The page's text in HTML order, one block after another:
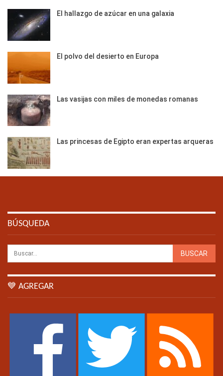
El hallazgo de azúcar en una galaxia
El polvo del desierto en Europa
Las vasijas con miles de monedas romanas
Las princesas de Egipto eran expertas arqueras
BÚSQUEDA
💙 AGREGAR